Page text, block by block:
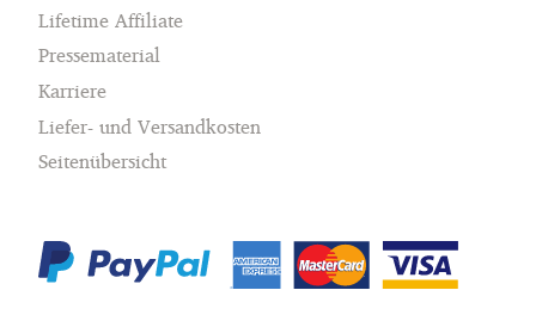
Lifetime Affiliate
Pressematerial
Karriere
Liefer- und Versandkosten
Seitenübersicht